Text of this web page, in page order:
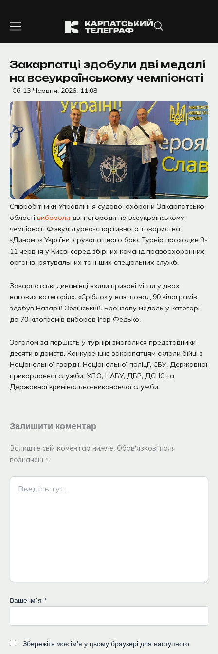
вмісту
Закарпатці здобули дві медалі
на всеукраїнському чемпіонаті
Сб 13 Червня, 2026, 11:08
Співробітники Управління судової охорони Закарпатської
області вибороли дві нагороди на всеукраїнському
чемпіонаті Фізкультурно-спортивного товариства
«Динамо» України з рукопашного бою. Турнір проходив 9-
11 червня у Києві серед збірних команд правоохоронних
органів, рятувальних та інших спеціальних служб.
Закарпатські динамівці взяли призові місця у двох
вагових категоріях. «Срібло» у вазі понад 90 кілограмів
здобув Назарій Зелінський. Бронзову медаль у категорії
до 70 кілограмів виборов Ігор Федько.
Загалом за першість у турнірі змагалися представники
десяти відомств. Конкуренцію закарпатцям склали бійці з
Національної гвардії, Національної поліції, СБУ, Державної
прикордонної служби, УДО, НАБУ, ДБР, ДСНС та
Державної кримінально-виконавчої служби.
Залишити коментар
Залиште свій коментар нижче. Обов'язкові поля
позначені *.
Введіть
тут...
Ваше імʼя *
Збережіть моє ім'я у цьому браузері для наступного